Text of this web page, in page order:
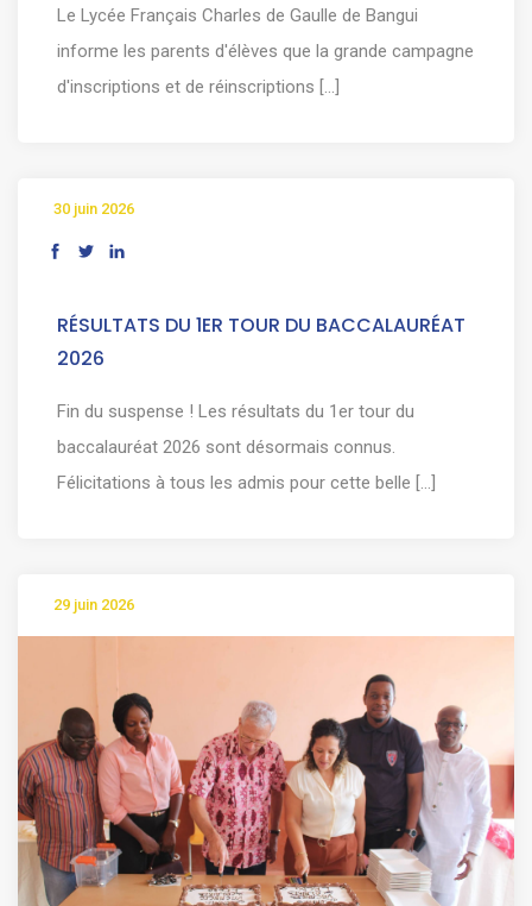
Le Lycée Français Charles de Gaulle de Bangui
informe les parents d'élèves que la grande campagne
d'inscriptions et de réinscriptions [...]
30 juin 2026
RÉSULTATS DU 1ER TOUR DU BACCALAURÉAT
2026
Fin du suspense ! Les résultats du 1er tour du
baccalauréat 2026 sont désormais connus.
Félicitations à tous les admis pour cette belle [...]
29 juin 2026